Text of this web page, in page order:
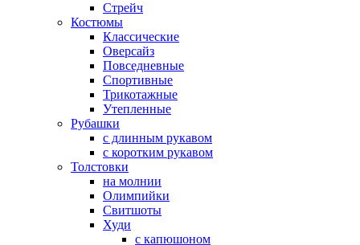
Стрейч
Костюмы
Классические
Оверсайз
Повседневные
Спортивные
Трикотажные
Утепленные
Рубашки
с длинным рукавом
с коротким рукавом
Толстовки
на молнии
Олимпийки
Свитшоты
Худи
с капюшоном